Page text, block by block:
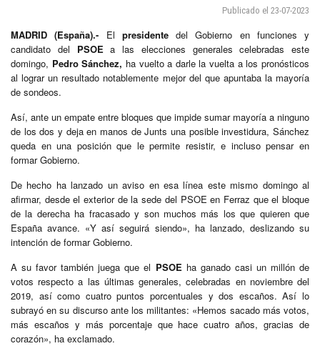
Publicado el 23-07-2023
MADRID (España).- El presidentedel Gobierno en funciones y
candidato del PSOEa las elecciones generales celebradas este
domingo, Pedro Sánchez, ha vuelto a darle la vuelta a los pronósticos
al lograr un resultado notablemente mejor del que apuntaba la mayoría
de sondeos.
Así, ante un empate entre bloques que impide sumar mayoría a ninguno
de los dos y deja en manos de Junts una posible investidura, Sánchez
queda en una posición que le permite resistir, e incluso pensar en
formar Gobierno.
De hecho ha lanzado un aviso en esa línea este mismo domingo al
afirmar, desde el exterior de la sede del PSOE en Ferraz que el bloque
de la derecha ha fracasado y son muchos más los que quieren que
España avance. «Y así seguirá siendo», ha lanzado, deslizando su
intención de formar Gobierno.
A su favor también juega que el PSOEha ganado casi un millón de
votos respecto a las últimas generales, celebradas en noviembre del
2019, así como cuatro puntos porcentuales y dos escaños. Así lo
subrayó en su discurso ante los militantes: «Hemos sacado más votos,
más escaños y más porcentaje que hace cuatro años, gracias de
corazón», ha exclamado.